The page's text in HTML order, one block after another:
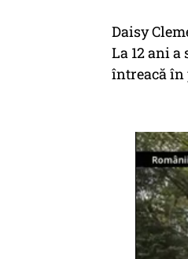
Daisy
La 12 ani
întreacă în